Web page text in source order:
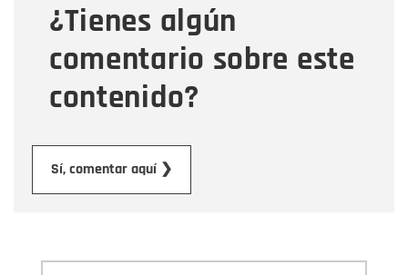
¿Tienes algún
comentario sobre este
contenido?
Sí, comentar aquí ❯
Mensaje